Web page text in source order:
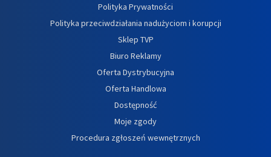
Polityka Prywatności
Polityka przeciwdziałania nadużyciom i korupcji
Sklep TVP
Biuro Reklamy
Oferta Dystrybucyjna
Oferta Handlowa
Dostępność
Moje zgody
Procedura zgłoszeń wewnętrznych